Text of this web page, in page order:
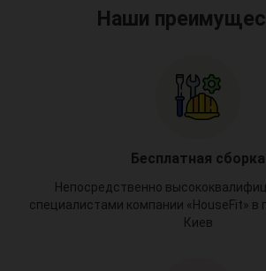
Наши
Бесплатная сборка
Непосредственно
специалистами компании «HouseFit» в
Киев